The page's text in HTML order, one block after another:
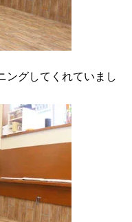
ングしてくれていまし